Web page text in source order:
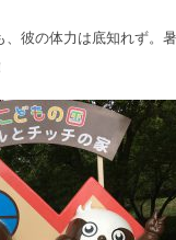
、彼の体力は底知れず。